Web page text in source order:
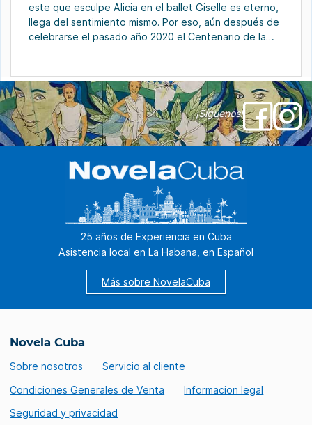
este que esculpe Alicia en el ballet Giselle es eterno,
llega del sentimiento mismo. Por eso, aún después de
celebrarse el pasado año 2020 el Centenario de la
Escuela Cubana […]
¡Síguenos!
25 años de Experiencia en Cuba
Asistencia local en La Habana, en Español
Más sobre NovelaCuba
Novela Cuba
Sobre nosotros
Servicio al cliente
Condiciones Generales de Venta
Informacion legal
Seguridad y privacidad